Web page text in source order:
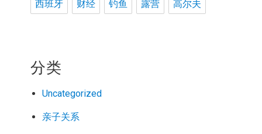
西班牙 财经 钓鱼 露营 高尔夫
分类
Uncategorized
亲子关系